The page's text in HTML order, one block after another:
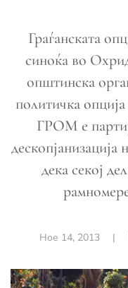
Граѓанската
синоќа во Охрид
општинска
политичка
ГРОМ е
дескопјанизација
дека секој
Ное 14, 2013|